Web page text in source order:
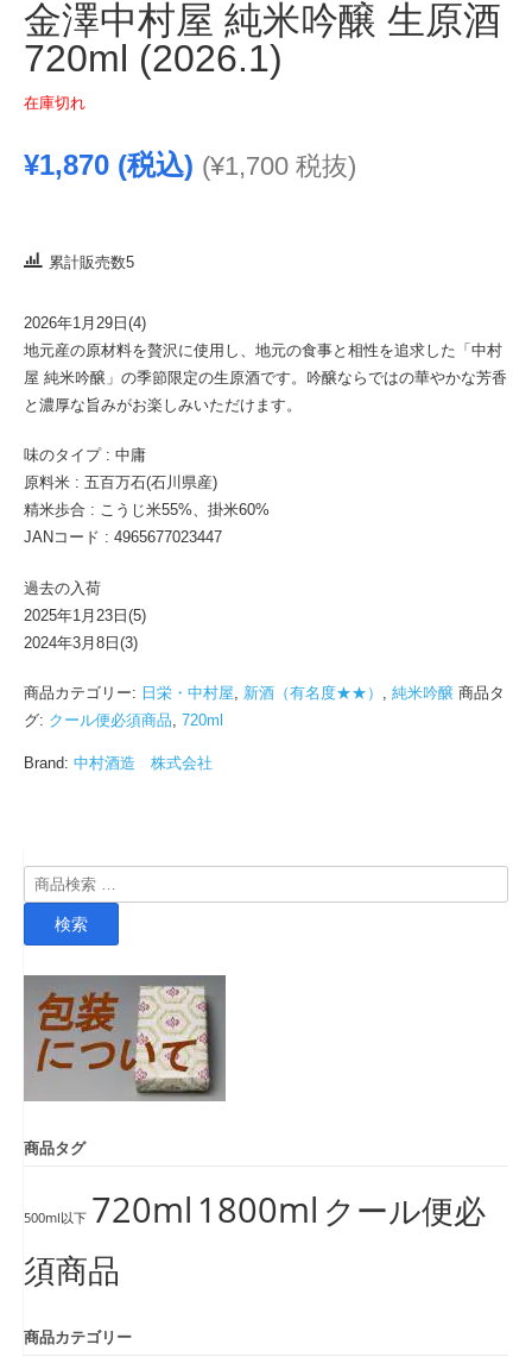
金澤中村屋 純米吟醸 生原酒
720ml (2026.1)
在庫切れ
¥1,870 (税込) (¥1,700 税抜)
累計販売数5
2026年1月29日(4)
地元産の原材料を贅沢に使用し、地元の食事と相性を追求した「中村
屋 純米吟醸」の季節限定の生原酒です。吟醸ならではの華やかな芳香
と濃厚な旨みがお楽しみいただけます。
味のタイプ : 中庸
原料米 : 五百万石(石川県産)
精米歩合 : こうじ米55%、掛米60%
JANコード : 4965677023447
過去の入荷
2025年1月23日(5)
2024年3月8日(3)
商品カテゴリー: 日栄・中村屋, 新酒（有名度★★） , 純米吟醸 商品タ
グ: クール便必須商品, 720ml
Brand: 中村酒造 株式会社
検
索
検索
商品タグ
500ml以下 720ml 1800ml クール便必
須商品
商品カテゴリー